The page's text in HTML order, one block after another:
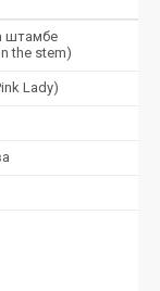
штамбе
the stem)
Lady)